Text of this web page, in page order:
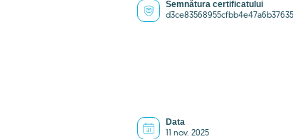
Semnătura certificatului
Data
11 nov. 2025